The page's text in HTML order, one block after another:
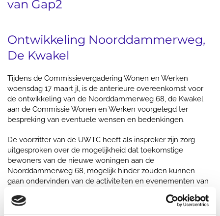
van Gap2
Ontwikkeling Noorddammerweg,
De Kwakel
Tijdens de Commissievergadering Wonen en Werken
woensdag 17 maart jl, is de anterieure overeenkomst voor
de ontwikkeling van de Noorddammerweg 68, de Kwakel
aan de Commissie Wonen en Werken voorgelegd ter
bespreking van eventuele wensen en bedenkingen.
De voorzitter van de UWTC heeft als inspreker zijn zorg
uitgesproken over de mogelijkheid dat toekomstige
bewoners van de nieuwe woningen aan de
Noorddammerweg 68, mogelijk hinder zouden kunnen
gaan ondervinden van de activiteiten en evenementen van